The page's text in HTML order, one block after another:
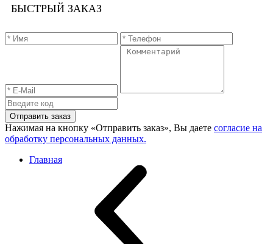
БЫСТРЫЙ ЗАКАЗ
Отправить заказ
Нажимая на кнопку «Отправить заказ», Вы даете согласие на
обработку персональных данных.
Главная